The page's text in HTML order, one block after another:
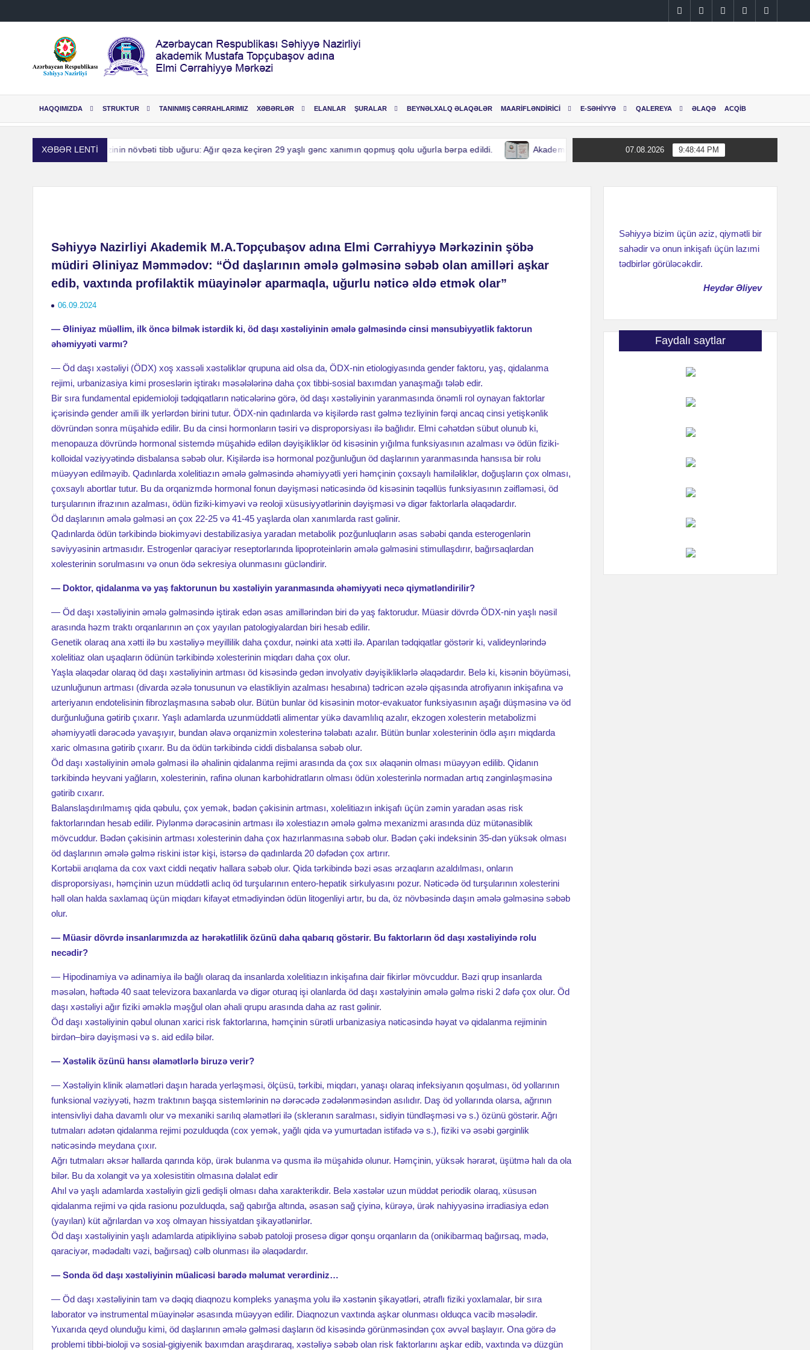
to
InstagramFacebookLinkedinTwitter
HAQQIMIZDA STRUKTUR TANINMIŞ CƏRRAHLARIMIZ XƏBƏRLƏR ELANLAR ŞURALAR BEYNƏLXALQ ƏLAQƏLƏR MAARİFLƏNDİRİCİ E-SƏHİYYƏ QALEREYA ƏLAQƏ ACQİB
XƏBƏR LENTİ
Cərrahiyyə Mərkəzinin növbəti tibb uğuru: Ağır qəza keçirən 29 yaşlı gənc xanımın qopmuş qolu uğurla bərpa edildi. Akademik M.A.Topçubaşov adına Elmi Cərrahiyyə Mərkəzinin
07.08.2026 9:48:45 PM
Səhiyyə Nazirliyi Akademik M.A.Topçubaşov adına Elmi Cərrahiyyə Mərkəzinin şöbə
müdiri Əliniyaz Məmmədov: “Öd daşlarının əmələ gəlməsinə səbəb olan amilləri aşkar
edib, vaxtında profilaktik müayinələr aparmaqla, uğurlu nəticə əldə etmək olar”
06.09.2024
— Əliniyaz müəllim, ilk öncə bilmək istərdik ki, öd daşı xəstəliyinin əmələ gəlməsində cinsi mənsubiyyətlik faktorun
əhəmiyyəti varmı?
— Öd daşı xəstəliyi (ÖDX) xoş xassəli xəstəliklər qrupuna aid olsa da, ÖDX-nin etiologiyasında gender faktoru, yaş, qidalanma
rejimi, urbanizasiya kimi proseslərin iştirakı məsələlərinə daha çox tibbi-sosial baxımdan yanaşmağı tələb edir.
Bir sıra fundamental epidemioloji tədqiqatların nəticələrinə görə, öd daşı xəstəliyinin yaranmasında önəmli rol oynayan faktorlar
içərisində gender amili ilk yerlərdən birini tutur. ÖDX-nin qadınlarda və kişilərdə rast gəlmə tezliyinin fərqi ancaq cinsi yetişkənlik
dövründən sonra müşahidə edilir. Bu da cinsi hormonların təsiri və disproporsiyası ilə bağlıdır. Elmi cəhətdən sübut olunub ki,
menopauza dövründə hormonal sistemdə müşahidə edilən dəyişikliklər öd kisəsinin yığılma funksiyasının azalması və ödün fiziki-
kolloidal vəziyyətində disbalansa səbəb olur. Kişilərdə isə hormonal pozğunluğun öd daşlarının yaranmasında hansısa bir rolu
müəyyən edilməyib. Qadınlarda xolelitiazın əmələ gəlməsində əhəmiyyətli yeri həmçinin çoxsaylı hamiləliklər, doğuşların çox olması,
çoxsaylı abortlar tutur. Bu da orqanizmdə hormonal fonun dəyişməsi nəticəsində öd kisəsinin təqəllüs funksiyasının zəifləməsi, öd
turşularının ifrazının azalması, ödün fiziki-kimyəvi və reoloji xüsusiyyətlərinin dəyişməsi və digər faktorlarla əlaqədardır.
Öd daşlarının əmələ gəlməsi ən çox 22-25 və 41-45 yaşlarda olan xanımlarda rast gəlinir.
Qadınlarda ödün tərkibində biokimyəvi destabilizasiya yaradan metabolik pozğunluqların əsas səbəbi qanda esterogenlərin
səviyyəsinin artmasıdır. Estrogenlər qaraciyər reseptorlarında lipoproteinlərin əmələ gəlməsini stimullaşdırır, bağırsaqlardan
xolesterinin sorulmasını və onun ödə sekresiya olunmasını gücləndirir.
— Doktor, qidalanma və yaş faktorunun bu xəstəliyin yaranmasında əhəmiyyəti necə qiymətləndirilir?
— Öd daşı xəstəliyinin əmələ gəlməsində iştirak edən əsas amillərindən biri də yaş faktorudur. Müasir dövrdə ÖDX-nin yaşlı nəsil
arasında həzm traktı orqanlarının ən çox yayılan patologiyalardan biri hesab edilir.
Genetik olaraq ana xətti ilə bu xəstəliyə meyillilik daha çoxdur, nəinki ata xətti ilə. Aparılan tədqiqatlar göstərir ki, valideynlərində
xolelitiaz olan uşaqların ödünün tərkibində xolesterinin miqdarı daha çox olur.
Yaşla əlaqədar olaraq öd daşı xəstəliyinin artması öd kisəsində gedən involyativ dəyişikliklərlə əlaqədardır. Belə ki, kisənin böyüməsi,
uzunluğunun artması (divarda əzələ tonusunun və elastikliyin azalması hesabına) tədricən əzələ qişasında atrofiyanın inkişafına və
arteriyanın endotelisinin fibrozlaşmasına səbəb olur. Bütün bunlar öd kisəsinin motor-evakuator funksiyasının aşağı düşməsinə və öd
durğunluğuna gətirib çıxarır. Yaşlı adamlarda uzunmüddətli alimentar yükə davamlılıq azalır, ekzogen xolesterin metabolizmi
əhəmiyyətli dərəcədə yavaşıyır, bundan əlavə orqanizmin xolesterinə tələbatı azalır. Bütün bunlar xolesterinin ödlə aşırı miqdarda
xaric olmasına gətirib çıxarır. Bu da ödün tərkibində ciddi disbalansa səbəb olur.
Öd daşı xəstəliyinin əmələ gəlməsi ilə əhalinin qidalanma rejimi arasında da çox sıx əlaqənin olması müəyyən edilib. Qidanın
tərkibində heyvani yağların, xolesterinin, rafinə olunan karbohidratların olması ödün xolesterinlə normadan artıq zənginləşməsinə
gətirib cıxarır.
Balanslaşdırılmamış qida qəbulu, çox yemək, bədən çəkisinin artması, xolelitiazın inkişafı üçün zəmin yaradan əsas risk
faktorlarından hesab edilir. Piylənmə dərəcəsinin artması ilə xolestiazın əmələ gəlmə mexanizmi arasında düz mütənasiblik
mövcuddur. Bədən çəkisinin artması xolesterinin daha çox hazırlanmasına səbəb olur. Bədən çəki indeksinin 35-dən yüksək olması
öd daşlarının əmələ gəlmə riskini istər kişi, istərsə də qadınlarda 20 dəfədən çox artırır.
Kortəbii arıqlama da cox vaxt ciddi neqativ hallara səbəb olur. Qida tərkibində bəzi əsas ərzaqların azaldılması, onların
disproporsiyası, həmçinin uzun müddətli aclıq öd turşularının entero-hepatik sirkulyasını pozur. Nəticədə öd turşularının xolesterini
həll olan halda saxlamaq üçün miqdarı kifayət etmədiyindən ödün litogenliyi artır, bu da, öz növbəsində daşın əmələ gəlməsinə səbəb
olur.
— Müasir dövrdə insanlarımızda az hərəkətlilik özünü daha qabarıq göstərir. Bu faktorların öd daşı xəstəliyində rolu
necədir?
— Hipodinamiya və adinamiya ilə bağlı olaraq da insanlarda xolelitiazın inkişafına dair fikirlər mövcuddur. Bəzi qrup insanlarda
məsələn, həftədə 40 saat televizora baxanlarda və digər oturaq işi olanlarda öd daşı xəstəlyinin əmələ gəlmə riski 2 dəfə çox olur. Öd
daşı xəstəliyi ağır fiziki əməklə məşğul olan əhali qrupu arasında daha az rast gəlinir.
Öd daşı xəstəliyinin qəbul olunan xarici risk faktorlarına, həmçinin sürətli urbanizasiya nəticəsində həyat və qidalanma rejiminin
birdən–birə dəyişməsi və s. aid edilə bilər.
— Xəstəlik özünü hansı əlamətlərlə biruzə verir?
— Xəstəliyin klinik əlamətləri daşın harada yerləşməsi, ölçüsü, tərkibi, miqdarı, yanaşı olaraq infeksiyanın qoşulması, öd yollarının
funksional vəziyyəti, həzm traktının başqa sistemlərinin nə dərəcədə zədələnməsindən asılıdır. Daş öd yollarında olarsa, ağrının
intensivliyi daha davamlı olur və mexaniki sarılıq əlamətləri ilə (skleranın saralması, sidiyin tündləşməsi və s.) özünü göstərir. Ağrı
tutmaları adətən qidalanma rejimi pozulduqda (cox yemək, yağlı qida və yumurtadan istifadə və s.), fiziki və əsəbi gərginlik
nəticəsində meydana çıxır.
Ağrı tutmaları əksər hallarda qarında köp, ürək bulanma və qusma ilə müşahidə olunur. Həmçinin, yüksək hərarət, üşütmə halı da ola
bilər. Bu da xolangit və ya xolesistitin olmasına dəlalət edir
Ahıl və yaşlı adamlarda xəstəliyin gizli gedişli olması daha xarakterikdir. Belə xəstələr uzun müddət periodik olaraq, xüsusən
qidalanma rejimi və qida rasionu pozulduqda, sağ qabırğa altında, əsasən sağ çiyinə, kürəyə, ürək nahiyyəsinə irradiasiya edən
(yayılan) küt ağrılardan və xoş olmayan hissiyatdan şikayətlənirlər.
Öd daşı xəstəliyinin yaşlı adamlarda atipikliyinə səbəb patoloji prosesə digər qonşu orqanların da (onikibarmaq bağırsaq, mədə,
qaraciyər, mədədaltı vəzi, bağırsaq) cəlb olunması ilə əlaqədardır.
— Sonda öd daşı xəstəliyinin müalicəsi barədə məlumat verərdiniz…
— Öd daşı xəstəliyinin tam və dəqiq diaqnozu kompleks yanaşma yolu ilə xəstənin şikayətləri, ətraflı fiziki yoxlamalar, bir sıra
laborator və instrumental müayinələr əsasında müəyyən edilir. Diaqnozun vaxtında aşkar olunması olduqca vacib məsələdir.
Yuxarıda qeyd olunduğu kimi, öd daşlarının əmələ gəlməsi daşların öd kisəsində görünməsindən çox əvvəl başlayır. Ona görə də
problemi tibbi-bioloji və sosial-gigiyenik baxımdan araşdıraraq, xəstəliyə səbəb olan risk faktorlarını aşkar edib, vaxtında və düzgün
Səhiyyə bizim üçün əziz, qiymətli bir
sahədir və onun inkişafı üçün lazımi
tədbirlər görüləcəkdir.
Heydər Əliyev
Faydalı saytlar